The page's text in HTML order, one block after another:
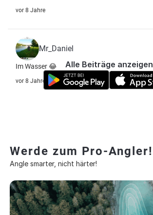
vor 8 Jahre
Mr_Daniel
Im Wasser 😂
vor 8 Jahre
Alle Beiträge anzeigen
Werde zum Pro-Angler!
Angle smarter, nicht härter!